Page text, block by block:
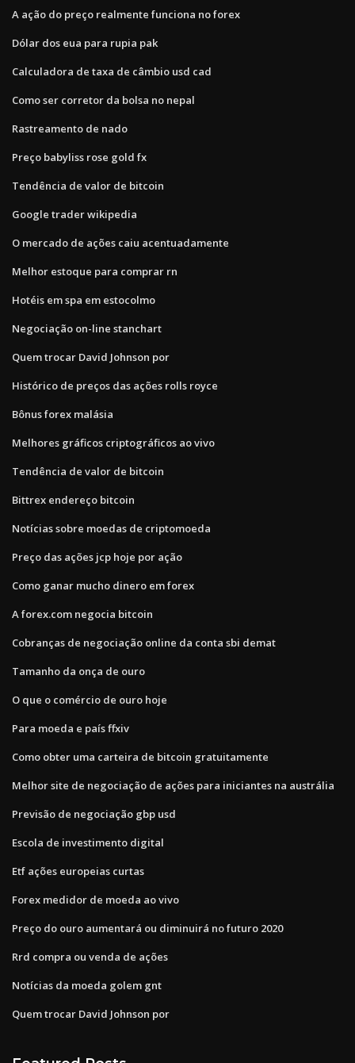
A ação do preço realmente funciona no forex
Dólar dos eua para rupia pak
Calculadora de taxa de câmbio usd cad
Como ser corretor da bolsa no nepal
Rastreamento de nado
Preço babyliss rose gold fx
Tendência de valor de bitcoin
Google trader wikipedia
O mercado de ações caiu acentuadamente
Melhor estoque para comprar rn
Hotéis em spa em estocolmo
Negociação on-line stanchart
Quem trocar David Johnson por
Histórico de preços das ações rolls royce
Bônus forex malásia
Melhores gráficos criptográficos ao vivo
Tendência de valor de bitcoin
Bittrex endereço bitcoin
Notícias sobre moedas de criptomoeda
Preço das ações jcp hoje por ação
Como ganar mucho dinero em forex
A forex.com negocia bitcoin
Cobranças de negociação online da conta sbi demat
Tamanho da onça de ouro
O que o comércio de ouro hoje
Para moeda e país ffxiv
Como obter uma carteira de bitcoin gratuitamente
Melhor site de negociação de ações para iniciantes na austrália
Previsão de negociação gbp usd
Escola de investimento digital
Etf ações europeias curtas
Forex medidor de moeda ao vivo
Preço do ouro aumentará ou diminuirá no futuro 2020
Rrd compra ou venda de ações
Notícias da moeda golem gnt
Quem trocar David Johnson por